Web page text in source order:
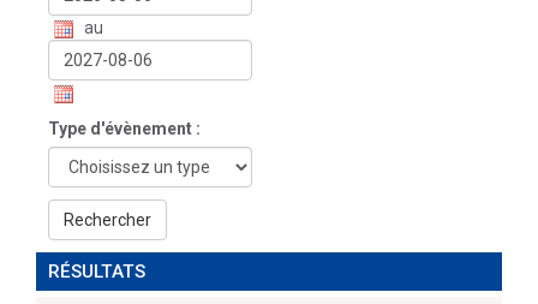
au
Type d'évènement :
Rechercher
RÉSULTATS